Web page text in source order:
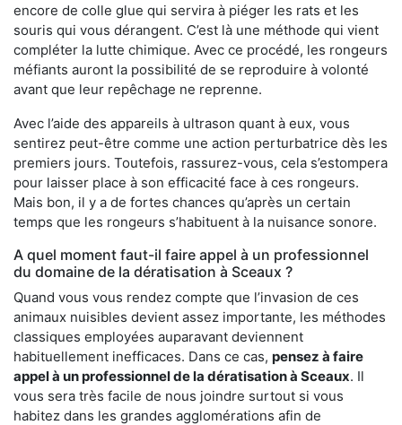
encore de colle glue qui servira à piéger les rats et les
souris qui vous dérangent. C’est là une méthode qui vient
compléter la lutte chimique. Avec ce procédé, les rongeurs
méfiants auront la possibilité de se reproduire à volonté
avant que leur repêchage ne reprenne.
Avec l’aide des appareils à ultrason quant à eux, vous
sentirez peut-être comme une action perturbatrice dès les
premiers jours. Toutefois, rassurez-vous, cela s’estompera
pour laisser place à son efficacité face à ces rongeurs.
Mais bon, il y a de fortes chances qu’après un certain
temps que les rongeurs s’habituent à la nuisance sonore.
A quel moment faut-il faire appel à un professionnel
du domaine de la dératisation à Sceaux ?
Quand vous vous rendez compte que l’invasion de ces
animaux nuisibles devient assez importante, les méthodes
classiques employées auparavant deviennent
habituellement inefficaces. Dans ce cas, pensez à faire
appel à un professionnel de la dératisation à Sceaux. Il
vous sera très facile de nous joindre surtout si vous
habitez dans les grandes agglomérations afin de